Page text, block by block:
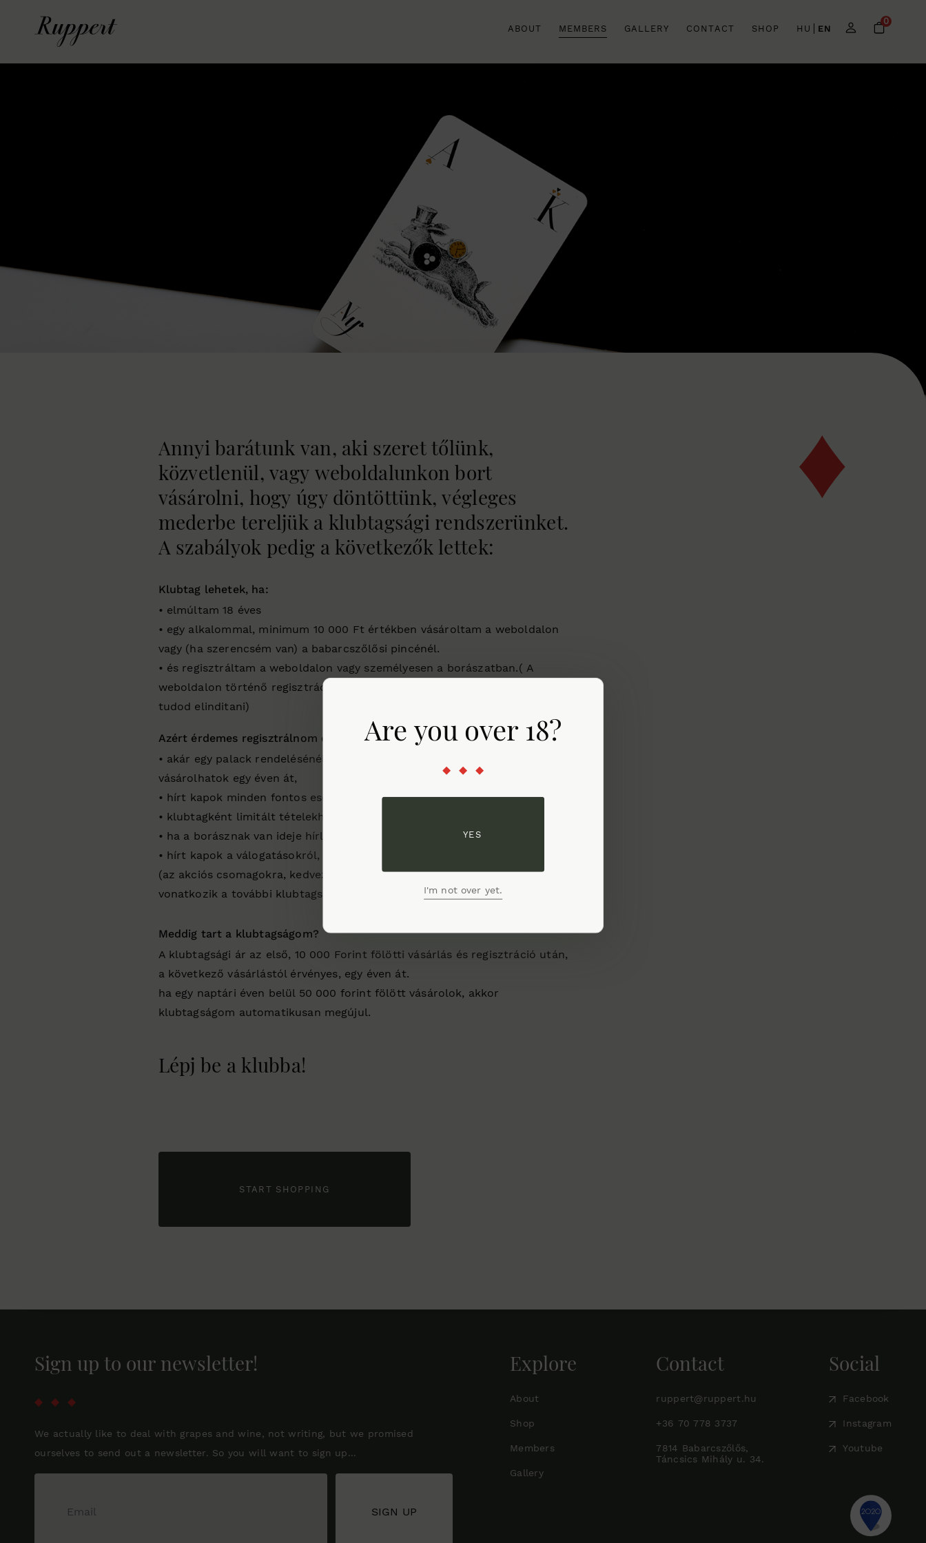
ABOUT MEMBERS GALLERY CONTACT SHOP HU EN
0
Annyi barátunk van, aki szeret tőlünk,
közvetlenül, vagy weboldalunkon bort
vásárolni, hogy úgy döntöttünk, végleges
mederbe tereljük a klubtagsági rendszerünket.
A szabályok pedig a következők lettek:
Klubtag lehetek, ha:
• elmúltam 18 éves
• egy alkalommal, minimum 10 000 Ft értékben vásároltam a weboldalon
vagy (ha szerencsém van) a babarcszőlősi pincénél.
• és regisztráltam a weboldalon vagy személyesen a borászatban.( A
weboldalon történő regisztrációt a jobb felső sarokban a profil ikon alatt
tudod elinditani)
Azért érdemes regisztrálnom és klubtaggá válnom, mert:
• akár egy palack rendelésénél is automatikusan klubtagsági áron
vásárolhatok egy éven át,
• hírt kapok minden fontos eseményről, borkóstolóról, rendezvényről,
• klubtagként limitált tételekhez, egyedi borokhoz juthatok hozzá,
• ha a borásznak van ideje hírlevelet írni, azt automatikusan megkapom,
• hírt kapok a válogatásokról, kedvezményekről, különleges ajánlatokról
(az akciós csomagokra, kedvezményes ajánlatokra azonban nem
vonatkozik a további klubtagsági kedvezmény.)
Meddig tart a klubtagságom?
A klubtagsági ár az első, 10 000 Forint fölötti vásárlás és regisztráció után,
a következő vásárlástól érvényes, egy éven át.
ha egy naptári éven belül 50 000 forint fölött vásárolok, akkor
klubtagságom automatikusan megújul.
Lépj be a klubba!
START SHOPPING
Sign up to our newsletter!
We actually like to deal with grapes and wine, not writing, but we promised
ourselves to send out a newsletter. So you will want to sign up...
Explore
About
Shop
Members
Gallery
Contact
ruppert@ruppert.hu
+36 70 778 3737
7814 Babarcszőlős,
Táncsics Mihály u. 34.
Social
Facebook
Instagram
Youtube
Are you over 18?
YES
I'm not over yet.